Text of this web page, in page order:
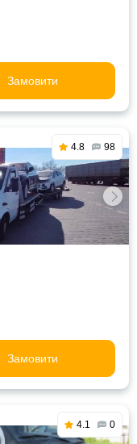
Замовити
4.8 98
Замовити
4.1 0